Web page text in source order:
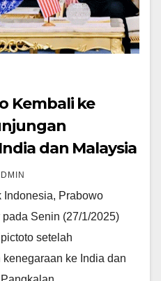
Kembali ke
dan Malaysia
Indonesia, Prabowo
Senin (27/1/2025)
setelah
ke India dan